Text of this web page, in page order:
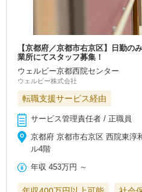
【京都府／京都市右京区】日勤
業所にてスタッフ募集！
ウェルビー京都西院センター
ウェルビー株式会社
転職支援サービス経由
サービス管理責任者 / 正職員
京都府 京都市右京区 西院東
ル4階
年収 453万円 ～